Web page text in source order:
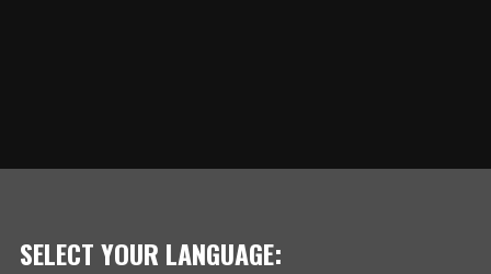
SELECT YOUR LANGUAGE: